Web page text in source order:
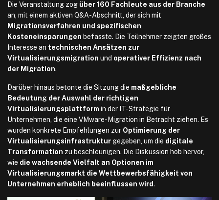
Die Veranstaltung zog über 160 Fachleute aus der Branche
an, mit einem aktiven Q&A-Abschnitt, der sich mit
Migrationsverfahren und spezifischen
Kosteneinsparungen befasste. Die Teilnehmer zeigten großes
Interesse an technischen Ansätzen zur
Virtualisierungsmigration und operativer Effizienz nach
der Migration.
Darüber hinaus betonte die Sitzung die maßgebliche
Bedeutung der Auswahl der richtigen
Virtualisierungsplattform in der IT-Strategie für
Unternehmen, die eine VMware-Migration in Betracht ziehen. Es
wurden konkrete Empfehlungen zur Optimierung der
Virtualisierungsinfrastrukturgegeben, um die digitale
Transformation zu beschleunigen. Die Diskussion hob hervor,
wie die wachsende Vielfalt an Optionen im
Virtualisierungsmarkt die Wettbewerbsfähigkeit von
Unternehmen erheblich beeinflussen wird.